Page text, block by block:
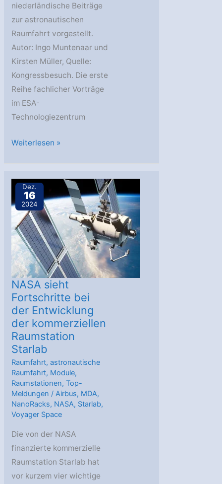
niederländische Beiträge
zur astronautischen
Raumfahrt vorgestellt.
Autor: Ingo Muntenaar und
Kirsten Müller, Quelle:
Kongressbesuch. Die erste
Reihe fachlicher Vorträge
im ESA-
Technologiezentrum
XXXV
Congress
Noordwijk
Niederländische
Beiträge
zur
Raumfahrt
Weiterlesen »
Dez.
16
2024
NASA sieht
Fortschritte bei
der Entwicklung
der kommerziellen
Raumstation
Starlab
Raumfahrt,astronautische
Raumfahrt, Module,
Raumstationen,Top-
Meldungen /Airbus, MDA,
NanoRacks, NASA, Starlab,
Voyager Space
Die von der NASA
finanzierte kommerzielle
Raumstation Starlab hat
vor kurzem vier wichtige